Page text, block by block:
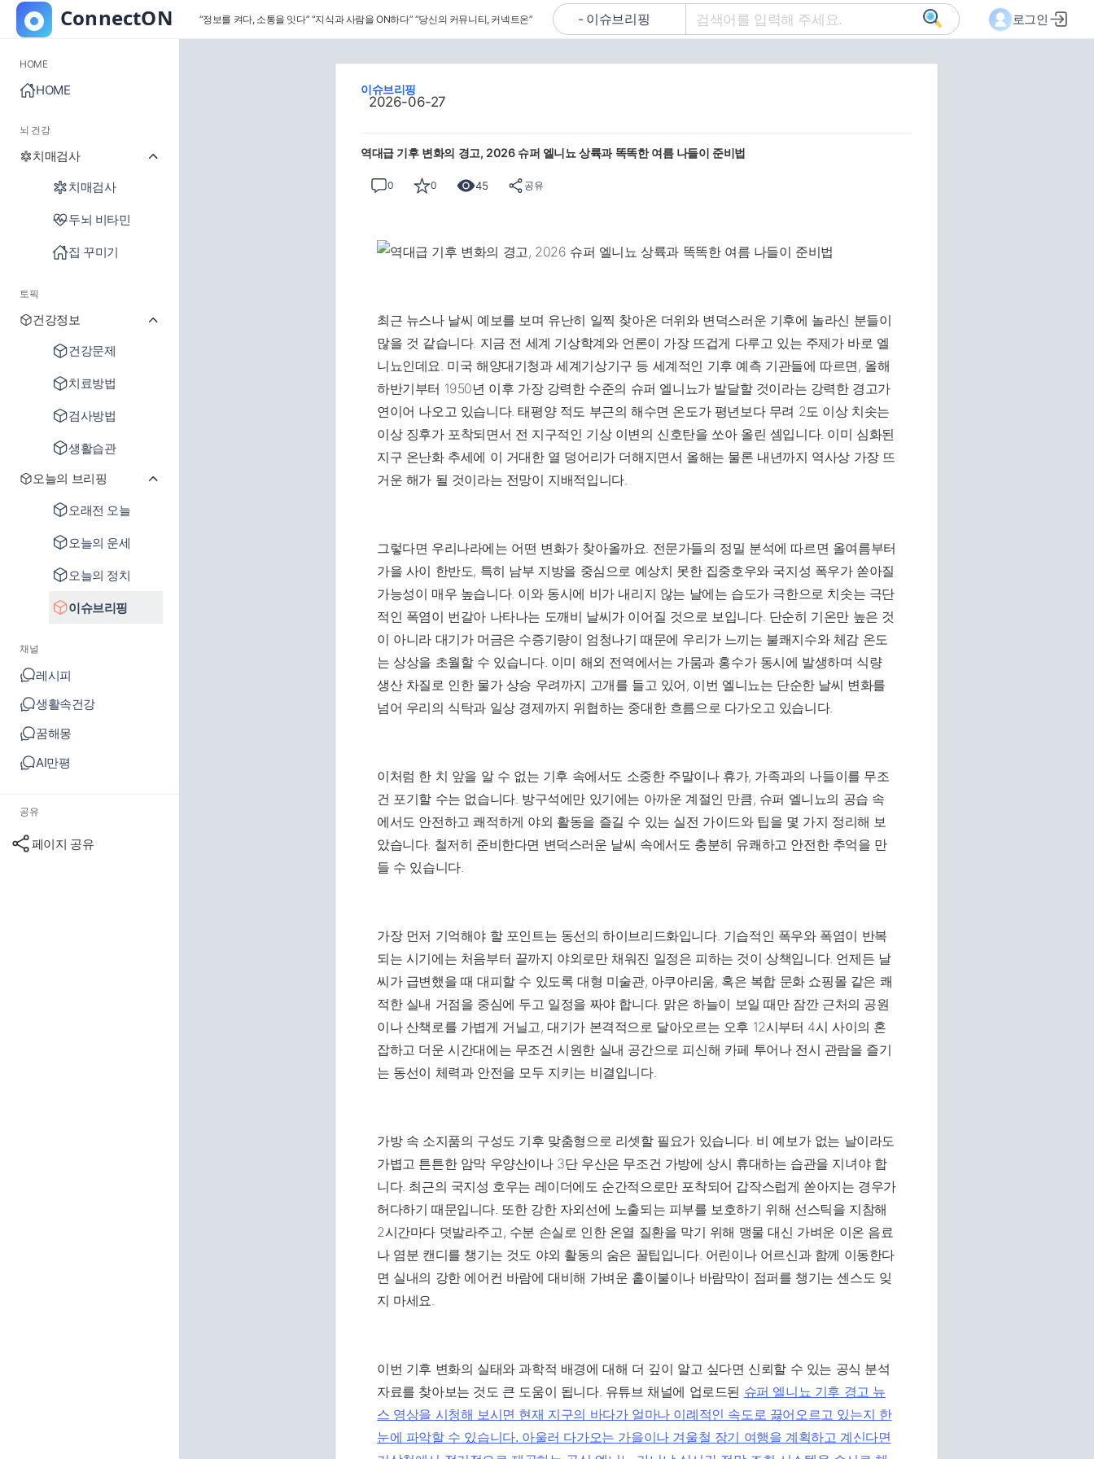
“정보를 켜다, 소통을 잇다” “지식과 사람을 ON하다” “당신의 커뮤니티, 커넥트온” 로그인
HOME
HOME
뇌 건강
치매검사
치매검사
두뇌 비타민
집 꾸미기
토픽
건강정보
건강문제
치료방법
검사방법
생활습관
오늘의 브리핑
오래전 오늘
오늘의 운세
오늘의 정치
이슈브리핑
채널
레시피
생활속건강
꿈해몽
AI만평
공유
페이지 공유
이슈브리핑
2026-06-27
역대급 기후 변화의 경고, 2026 슈퍼 엘니뇨 상륙과 똑똑한 여름 나들이 준비법
0 0 45 공유
최근 뉴스나 날씨 예보를 보며 유난히 일찍 찾아온 더위와 변덕스러운 기후에 놀라신 분들이
많을 것 같습니다. 지금 전 세계 기상학계와 언론이 가장 뜨겁게 다루고 있는 주제가 바로 엘
니뇨인데요. 미국 해양대기청과 세계기상기구 등 세계적인 기후 예측 기관들에 따르면, 올해
하반기부터 1950년 이후 가장 강력한 수준의 슈퍼 엘니뇨가 발달할 것이라는 강력한 경고가
연이어 나오고 있습니다. 태평양 적도 부근의 해수면 온도가 평년보다 무려 2도 이상 치솟는
이상 징후가 포착되면서 전 지구적인 기상 이변의 신호탄을 쏘아 올린 셈입니다. 이미 심화된
지구 온난화 추세에 이 거대한 열 덩어리가 더해지면서 올해는 물론 내년까지 역사상 가장 뜨
거운 해가 될 것이라는 전망이 지배적입니다.
그렇다면 우리나라에는 어떤 변화가 찾아올까요. 전문가들의 정밀 분석에 따르면 올여름부터
가을 사이 한반도, 특히 남부 지방을 중심으로 예상치 못한 집중호우와 국지성 폭우가 쏟아질
가능성이 매우 높습니다. 이와 동시에 비가 내리지 않는 날에는 습도가 극한으로 치솟는 극단
적인 폭염이 번갈아 나타나는 도깨비 날씨가 이어질 것으로 보입니다. 단순히 기온만 높은 것
이 아니라 대기가 머금은 수증기량이 엄청나기 때문에 우리가 느끼는 불쾌지수와 체감 온도
는 상상을 초월할 수 있습니다. 이미 해외 전역에서는 가뭄과 홍수가 동시에 발생하며 식량
생산 차질로 인한 물가 상승 우려까지 고개를 들고 있어, 이번 엘니뇨는 단순한 날씨 변화를
넘어 우리의 식탁과 일상 경제까지 위협하는 중대한 흐름으로 다가오고 있습니다.
이처럼 한 치 앞을 알 수 없는 기후 속에서도 소중한 주말이나 휴가, 가족과의 나들이를 무조
건 포기할 수는 없습니다. 방구석에만 있기에는 아까운 계절인 만큼, 슈퍼 엘니뇨의 공습 속
에서도 안전하고 쾌적하게 야외 활동을 즐길 수 있는 실전 가이드와 팁을 몇 가지 정리해 보
았습니다. 철저히 준비한다면 변덕스러운 날씨 속에서도 충분히 유쾌하고 안전한 추억을 만
들 수 있습니다.
가장 먼저 기억해야 할 포인트는 동선의 하이브리드화입니다. 기습적인 폭우와 폭염이 반복
되는 시기에는 처음부터 끝까지 야외로만 채워진 일정은 피하는 것이 상책입니다. 언제든 날
씨가 급변했을 때 대피할 수 있도록 대형 미술관, 아쿠아리움, 혹은 복합 문화 쇼핑몰 같은 쾌
적한 실내 거점을 중심에 두고 일정을 짜야 합니다. 맑은 하늘이 보일 때만 잠깐 근처의 공원
이나 산책로를 가볍게 거닐고, 대기가 본격적으로 달아오르는 오후 12시부터 4시 사이의 혼
잡하고 더운 시간대에는 무조건 시원한 실내 공간으로 피신해 카페 투어나 전시 관람을 즐기
는 동선이 체력과 안전을 모두 지키는 비결입니다.
가방 속 소지품의 구성도 기후 맞춤형으로 리셋할 필요가 있습니다. 비 예보가 없는 날이라도
가볍고 튼튼한 암막 우양산이나 3단 우산은 무조건 가방에 상시 휴대하는 습관을 지녀야 합
니다. 최근의 국지성 호우는 레이더에도 순간적으로만 포착되어 갑작스럽게 쏟아지는 경우가
허다하기 때문입니다. 또한 강한 자외선에 노출되는 피부를 보호하기 위해 선스틱을 지참해
2시간마다 덧발라주고, 수분 손실로 인한 온열 질환을 막기 위해 맹물 대신 가벼운 이온 음료
나 염분 캔디를 챙기는 것도 야외 활동의 숨은 꿀팁입니다. 어린이나 어르신과 함께 이동한다
면 실내의 강한 에어컨 바람에 대비해 가벼운 홑이불이나 바람막이 점퍼를 챙기는 센스도 잊
지 마세요.
이번 기후 변화의 실태와 과학적 배경에 대해 더 깊이 알고 싶다면 신뢰할 수 있는 공식 분석
자료를 찾아보는 것도 큰 도움이 됩니다. 유튜브 채널에 업로드된 슈퍼 엘니뇨 기후 경고 뉴
스 영상을 시청해 보시면 현재 지구의 바다가 얼마나 이례적인 속도로 끓어오르고 있는지 한
눈에 파악할 수 있습니다. 아울러 다가오는 가을이나 겨울철 장기 여행을 계획하고 계신다면